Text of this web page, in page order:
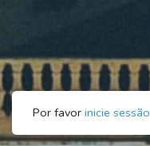
Por favor inicie sessão